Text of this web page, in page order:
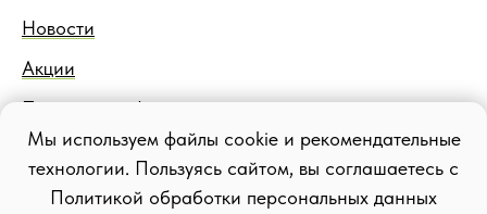
Новости
Акции
Правовая информация
Блог
Мы используем файлы cookie и рекомендательные
технологии. Пользуясь сайтом, вы соглашаетесь с
Политикой обработки персональных данных